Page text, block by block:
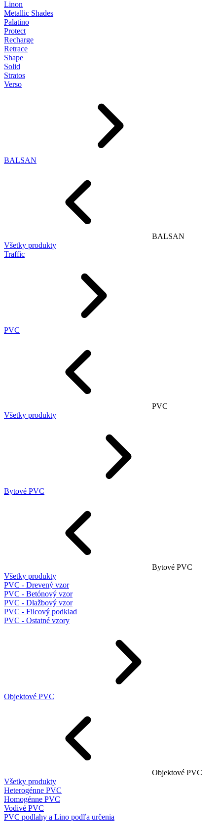
Linon
Metallic Shades
Palatino
Protect
Recharge
Retrace
Shape
Solid
Stratos
Verso
BALSAN
BALSAN
Všetky produkty
Traffic
PVC
PVC
Všetky produkty
Bytové PVC
Bytové PVC
Všetky produkty
PVC - Drevený vzor
PVC - Betónový vzor
PVC - Dlažbový vzor
PVC - Filcový podklad
PVC - Ostatné vzory
Objektové PVC
Objektové PVC
Všetky produkty
Heterogénne PVC
Homogénne PVC
Vodivé PVC
PVC podlahy a Lino podľa určenia